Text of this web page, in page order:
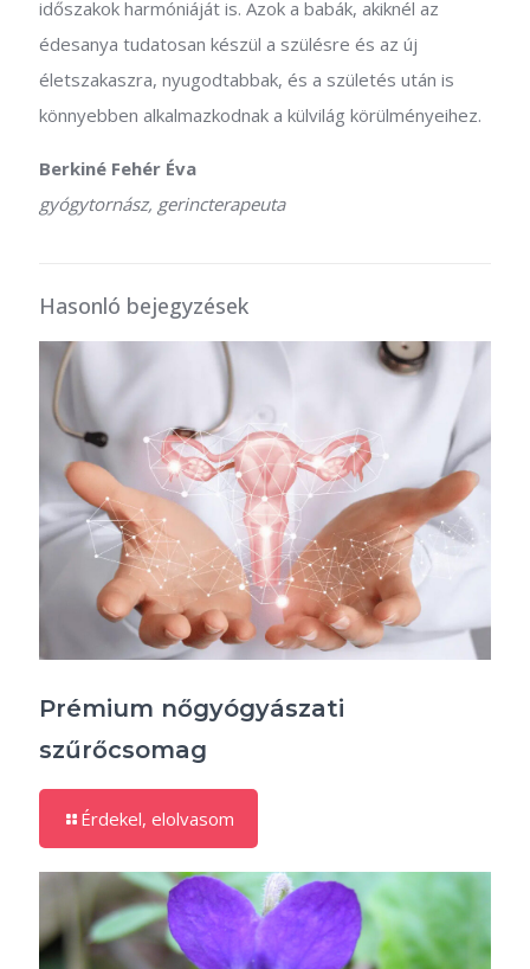
időszakok harmóniáját is. Azok a babák, akiknél az
édesanya tudatosan készül a szülésre és az új
életszakaszra, nyugodtabbak, és a születés után is
könnyebben alkalmazkodnak a külvilág körülményeihez.
Berkiné Fehér Éva
gyógytornász, gerincterapeuta
Hasonló bejegyzések
Prémium nőgyógyászati
szűrőcsomag
Érdekel, elolvasom